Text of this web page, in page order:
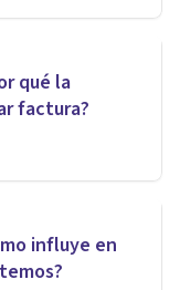
qué la
factura?
influye en